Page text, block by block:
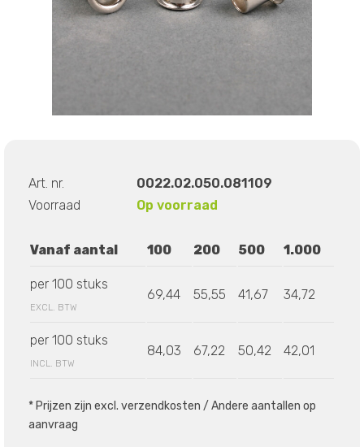
Art. nr.
0022.02.050.081109
Voorraad
Op voorraad
Vanaf aantal 100 200 500 1.000
per 100 stuks
EXCL. BTW
69,44 55,55 41,67 34,72
per 100 stuks
INCL. BTW
84,03 67,22 50,42 42,01
* Prijzen zijn excl. verzendkosten / Andere aantallen op
aanvraag